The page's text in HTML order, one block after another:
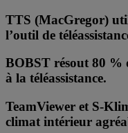
TTS (MacGregor)
l’outil de
BOBST résout 80 %
à la téléassistance.
TeamViewer et S-
climat intérieur